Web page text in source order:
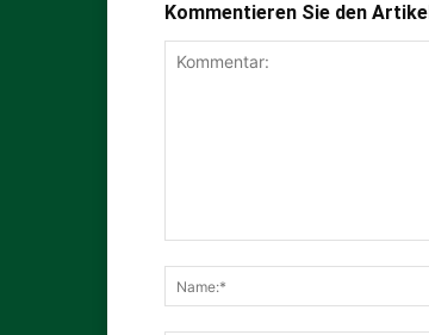
Kommentieren Sie den Artikel